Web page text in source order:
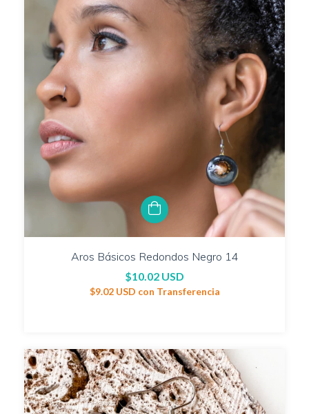
Aros Básicos Redondos Negro 14
$10.02 USD
$9.02 USD con Transferencia